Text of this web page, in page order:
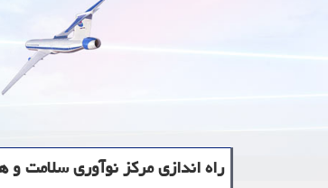
راه اندازی مركز نوآوری